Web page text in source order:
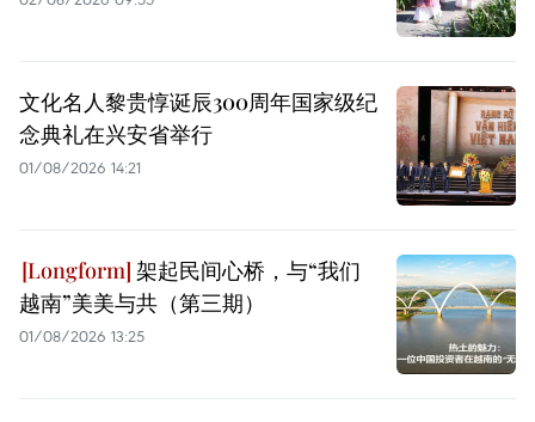
文化名人黎贵惇诞辰300周年国家级纪
念典礼在兴安省举行
01/08/2026 14:21
架起民间心桥，与“我们
越南”美美与共（第三期）
01/08/2026 13:25